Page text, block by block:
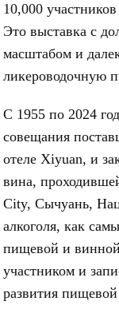
10,000
Это выставка с
масштабом и
ликероводочную
С 1955 по 2024
совещания
отеле Xiyuan, и
вина,
City, Сычуань,
алкоголя, как
пищевой и
участником и
развития